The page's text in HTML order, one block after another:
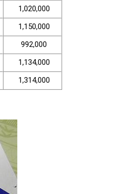
1,020,000
1,150,000
992,000
1,134,000
1,314,000